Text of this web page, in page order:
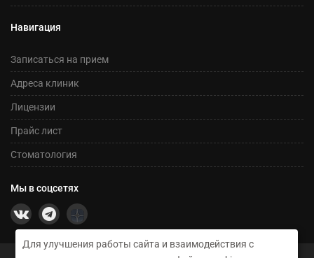
Для улучшения работы сайта и взаимодействия с
Навигация
Записаться на прием
Адреса клиник
Лицензии
Прайс лист
Стоматология
Мы в соцсетях